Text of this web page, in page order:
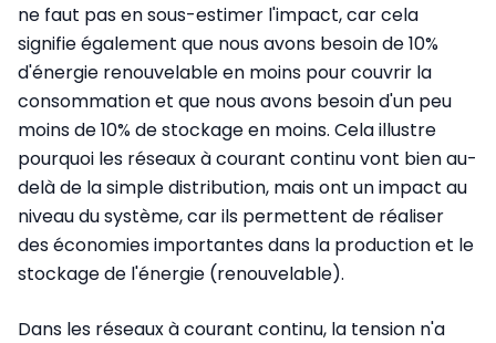
ne faut pas en sous-estimer l'impact, car cela
signifie également que nous avons besoin de 10%
d'énergie renouvelable en moins pour couvrir la
consommation et que nous avons besoin d'un peu
moins de 10% de stockage en moins. Cela illustre
pourquoi les réseaux à courant continu vont bien au-
delà de la simple distribution, mais ont un impact au
niveau du système, car ils permettent de réaliser
des économies importantes dans la production et le
stockage de l'énergie (renouvelable).
Dans les réseaux à courant continu, la tension n'a